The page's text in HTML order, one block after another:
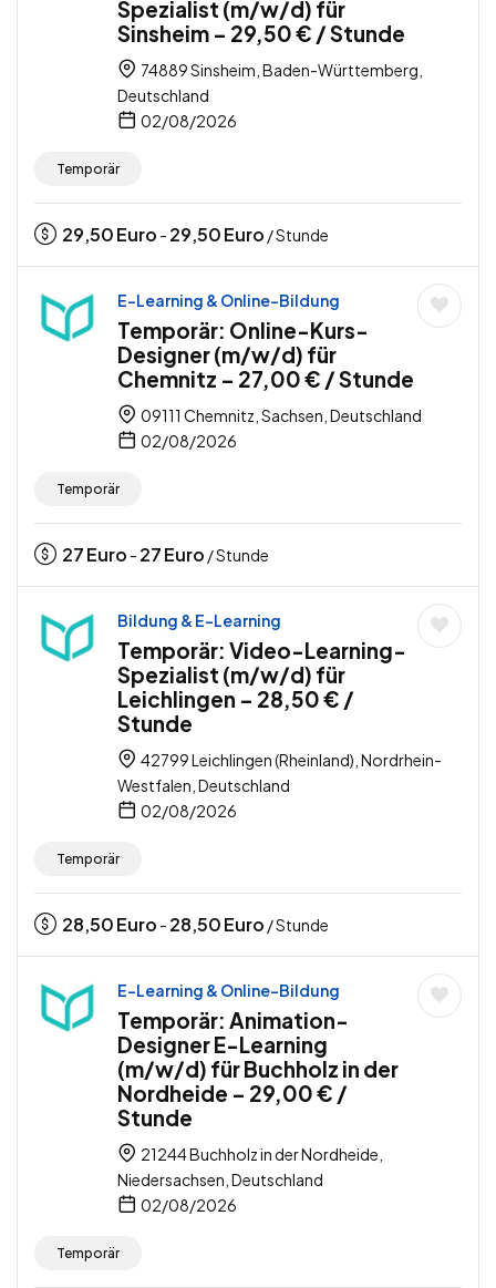
Spezialist (m/w/d) für
Sinsheim – 29,50 € / Stunde
74889 Sinsheim, Baden-Württemberg,
Deutschland
02/08/2026
Temporär
29,50Euro - 29,50Euro / Stunde
E-Learning & Online-Bildung
Temporär: Online-Kurs-
Designer (m/w/d) für
Chemnitz – 27,00 € / Stunde
09111 Chemnitz, Sachsen, Deutschland
02/08/2026
Temporär
27Euro - 27Euro / Stunde
Bildung & E-Learning
Temporär: Video-Learning-
Spezialist (m/w/d) für
Leichlingen – 28,50 € /
Stunde
42799 Leichlingen (Rheinland), Nordrhein-
Westfalen, Deutschland
02/08/2026
Temporär
28,50Euro - 28,50Euro / Stunde
E-Learning & Online-Bildung
Temporär: Animation-
Designer E-Learning
(m/w/d) für Buchholz in der
Nordheide – 29,00 € /
Stunde
21244 Buchholz in der Nordheide,
Niedersachsen, Deutschland
02/08/2026
Temporär